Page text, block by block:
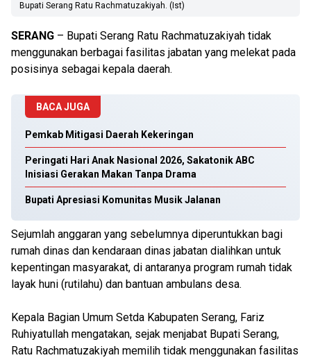
Bupati Serang Ratu Rachmatuzakiyah. (Ist)
SERANG – Bupati Serang Ratu Rachmatuzakiyah tidak
menggunakan berbagai fasilitas jabatan yang melekat pada
posisinya sebagai kepala daerah.
BACA JUGA
Pemkab Mitigasi Daerah Kekeringan
Peringati Hari Anak Nasional 2026, Sakatonik ABC
Inisiasi Gerakan Makan Tanpa Drama
Bupati Apresiasi Komunitas Musik Jalanan
Sejumlah anggaran yang sebelumnya diperuntukkan bagi
rumah dinas dan kendaraan dinas jabatan dialihkan untuk
kepentingan masyarakat, di antaranya program rumah tidak
layak huni (rutilahu) dan bantuan ambulans desa.
Kepala Bagian Umum Setda Kabupaten Serang, Fariz
Ruhiyatullah mengatakan, sejak menjabat Bupati Serang,
Ratu Rachmatuzakiyah memilih tidak menggunakan fasilitas